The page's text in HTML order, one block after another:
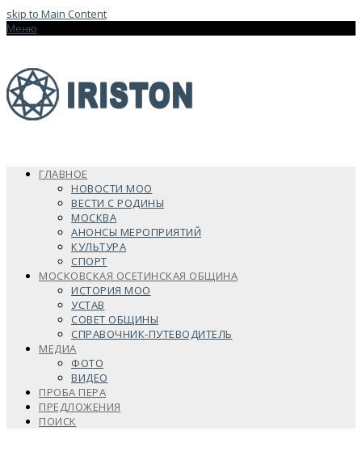
skip to Main Content
Меню
ГЛАВНОЕ
НОВОСТИ МОО
ВЕСТИ С РОДИНЫ
МОСКВА
АНОНСЫ МЕРОПРИЯТИЙ
КУЛЬТУРА
СПОРТ
МОСКОВСКАЯ ОСЕТИНСКАЯ ОБЩИНА
ИСТОРИЯ МОО
УСТАВ
СОВЕТ ОБЩИНЫ
СПРАВОЧНИК-ПУТЕВОДИТЕЛЬ
МЕДИА
ФОТО
ВИДЕО
ПРОБА ПЕРА
ПРЕДЛОЖЕНИЯ
ПОИСК